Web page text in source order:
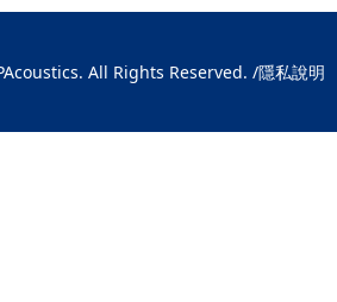
All Rights Reserved. /隱私說明